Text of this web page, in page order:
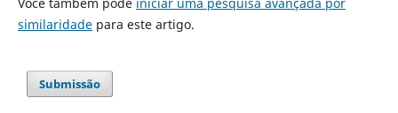
similaridadepara este artigo.
Submissão